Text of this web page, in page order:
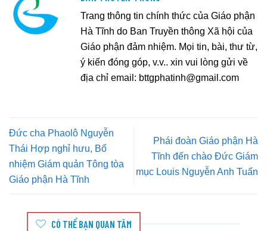
Trang thông tin chính thức của Giáo phận
Hà Tĩnh do Ban Truyền thông Xã hội của
Giáo phận đảm nhiệm. Mọi tin, bài, thư từ,
ý kiến đóng góp, v.v.. xin vui lòng gửi về
địa chỉ email: bttgphatinh@gmail.com
Đức cha Phaolô Nguyễn
Thái Hợp nghỉ hưu, Bổ
nhiệm Giám quản Tông tòa
Giáo phận Hà Tĩnh
Phái đoàn Giáo phận Hà
Tĩnh đến chào Đức Giám
mục Louis Nguyễn Anh Tuấn
CÓ THỂ BẠN QUAN TÂM